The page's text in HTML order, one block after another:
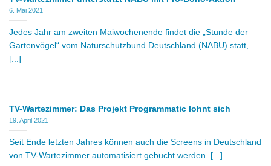
6. Mai 2021
Jedes Jahr am zweiten Maiwochenende findet die „Stunde der
Gartenvögel“ vom Naturschutzbund Deutschland (NABU) statt,
[...]
TV-Wartezimmer: Das Projekt Programmatic lohnt sich
19. April 2021
Seit Ende letzten Jahres können auch die Screens in Deutschland
von TV-Wartezimmer automatisiert gebucht werden. [...]